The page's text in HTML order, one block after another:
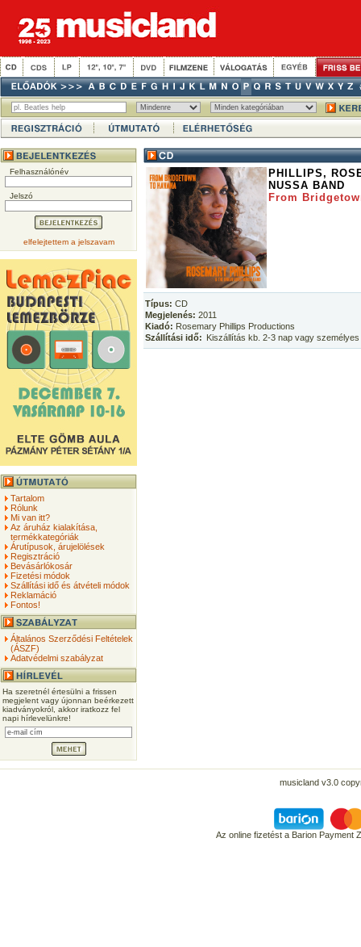
Felhasználónév
Jelszó
elfelejtettem a jelszavam
Tartalom
Rólunk
Mi van itt?
Az áruház kialakítása,
termékkategóriák
Árutípusok, árujelölések
Regisztráció
Bevásárlókosár
Fizetési módok
Szállítási idő és átvételi módok
Reklamáció
Fontos!
Általános Szerződési Feltételek
(ÁSZF)
Adatvédelmi szabályzat
Ha szeretnél értesülni a frissen
megjelent vagy újonnan beérkezett
kiadványokról, akkor iratkozz fel
napi hírlevelünkre!
PHILLIPS,
NUSSA BAND
From
Típus: CD
Megjelenés: 2011
Kiadó: Rosemary Phillips Productions
Szállítási idő: Kiszállítás kb. 2-3 nap vagy
musicland v3.0
Az online fizetést a Barion Payment